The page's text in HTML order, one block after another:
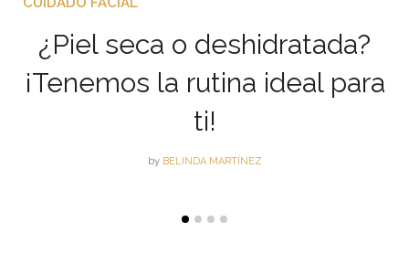
¿Piel seca o deshidratada?
¡Tenemos la rutina ideal para
ti!
by BELINDA MARTÍNEZ